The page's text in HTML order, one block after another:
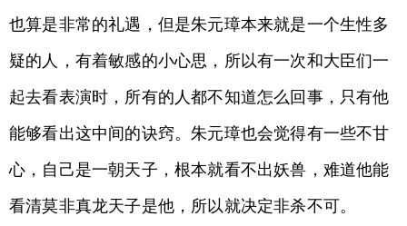
也算是非常的礼遇，但是朱元璋本来就是一个生性多
疑的人，有着敏感的小心思，所以有一次和大臣们一
起去看表演时，所有的人都不知道怎么回事，只有他
能够看出这中间的诀窍。朱元璋也会觉得有一些不甘
心，自己是一朝天子，根本就看不出妖兽，难道他能
看清莫非真龙天子是他，所以就决定非杀不可。